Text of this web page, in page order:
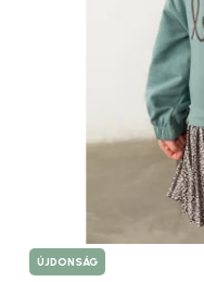
ÚJDONSÁG